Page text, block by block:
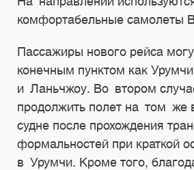
комфортабельные самолеты
Пассажиры нового рейса
конечным пунктом как
и Ланьчжоу. Во втором
продолжить полет на том же
судне после прохождения
формальностей при краткой
в Урумчи. Кроме того,